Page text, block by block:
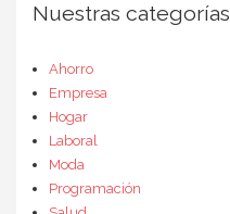
Nuestras categorías
Ahorro
Empresa
Hogar
Laboral
Moda
Programación